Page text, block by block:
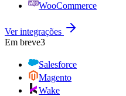
WooCommerce
Ver integrações
Em breve3
Salesforce
Magento
Wake